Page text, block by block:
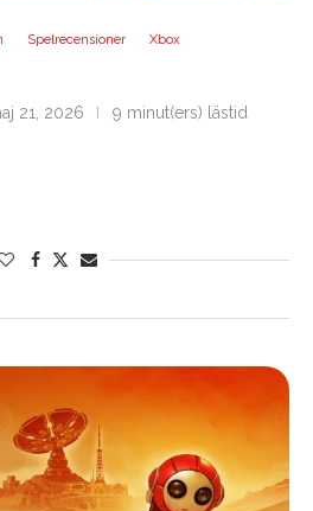
Spelrecensioner Xbox
21, 2026 9 minut(ers) lästid